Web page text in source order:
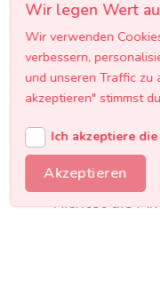
1 Frühzeitig
Beginnt
Termin mit
Gästeliste,
Braut oder
Richtet die
Wir legen Wert
Wir verwenden
verbessern,
und unseren Traffic zu
akzeptieren" stimmst
Ich akzeptiere
Akzeptieren